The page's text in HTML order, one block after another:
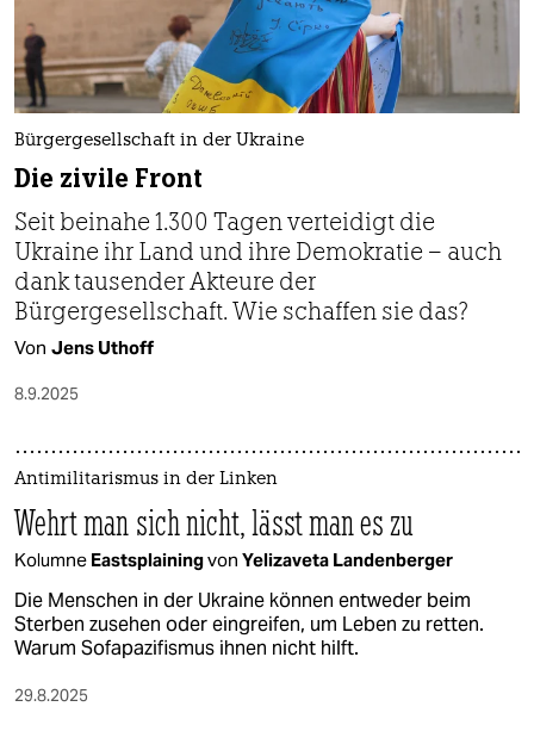
Bürgergesellschaft in der Ukraine
Die zivile Front
Seit beinahe 1.300 Tagen verteidigt die
Ukraine ihr Land und ihre Demokratie – auch
dank tausender Akteure der
Bürgergesellschaft. Wie schaffen sie das?
Von Jens Uthoff
8.9.2025
Antimilitarismus in der Linken
Wehrt man sich nicht, lässt man es zu
Kolumne Eastsplainingvon Yelizaveta Landenberger
Die Menschen in der Ukraine können entweder beim
Sterben zusehen oder eingreifen, um Leben zu retten.
Warum Sofapazifismus ihnen nicht hilft.
29.8.2025